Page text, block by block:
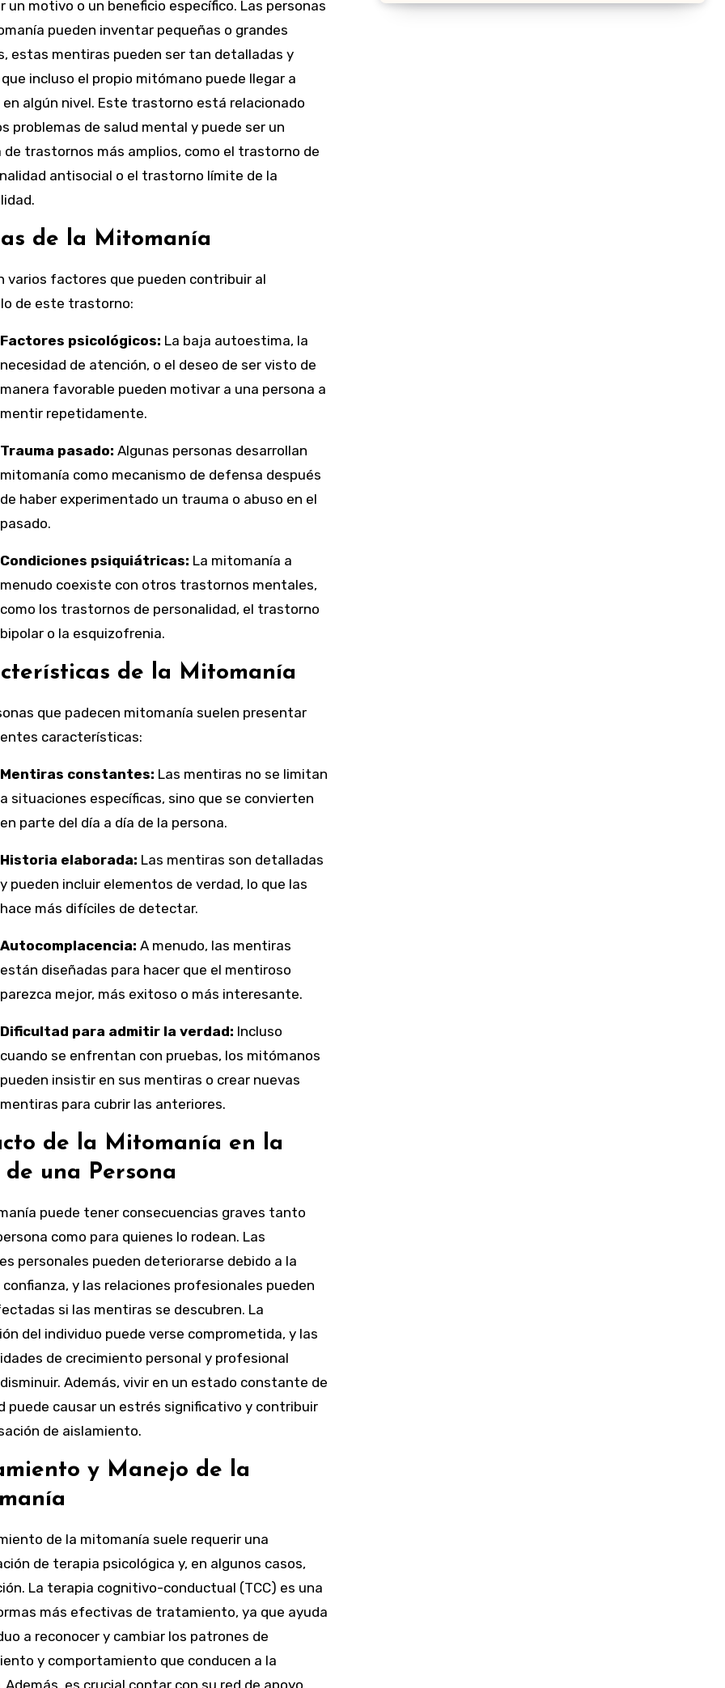
un motivo o un beneficio específico. Las personas
pueden inventar pequeñas o grandes
estas mentiras pueden ser tan detalladas y
incluso el propio mitómano puede llegar a
en algún nivel. Este trastorno está relacionado
problemas de salud mental y puede ser un
de trastornos más amplios, como el trastorno de
antisocial o el trastorno límite de la
de la Mitomanía
varios factores que pueden contribuir al
de este trastorno:
Factores psicológicos: La baja autoestima, la
necesidad de atención, o el deseo de ser visto de
manera favorable pueden motivar a una persona a
mentir repetidamente.
Trauma pasado: Algunas personas desarrollan
mitomanía como mecanismo de defensa después
de haber experimentado un trauma o abuso en el
pasado.
Condiciones psiquiátricas: La mitomanía a
menudo coexiste con otros trastornos mentales,
como los trastornos de personalidad, el trastorno
bipolar o la esquizofrenia.
de la Mitomanía
que padecen mitomanía suelen presentar
características:
Mentiras constantes: Las mentiras no se limitan
a situaciones específicas, sino que se convierten
en parte del día a día de la persona.
Historia elaborada: Las mentiras son detalladas
y pueden incluir elementos de verdad, lo que las
hace más difíciles de detectar.
Autocomplacencia: A menudo, las mentiras
están diseñadas para hacer que el mentiroso
parezca mejor, más exitoso o más interesante.
Dificultad para admitir la verdad: Incluso
cuando se enfrentan con pruebas, los mitómanos
pueden insistir en sus mentiras o crear nuevas
mentiras para cubrir las anteriores.
de la Mitomanía en la
una Persona
puede tener consecuencias graves tanto
como para quienes lo rodean. Las
personales pueden deteriorarse debido a la
y las relaciones profesionales pueden
si las mentiras se descubren. La
del individuo puede verse comprometida, y las
de crecimiento personal y profesional
Además, vivir en un estado constante de
puede causar un estrés significativo y contribuir
de aislamiento.
y Manejo de la
de la mitomanía suele requerir una
de terapia psicológica y, en algunos casos,
La terapia cognitivo-conductual (TCC) es una
más efectivas de tratamiento, ya que ayuda
a reconocer y cambiar los patrones de
y comportamiento que conducen a la